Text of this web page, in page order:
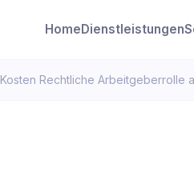
Home Dienstleistungen
Kosten Rechtliche Arbeitgeberrolle